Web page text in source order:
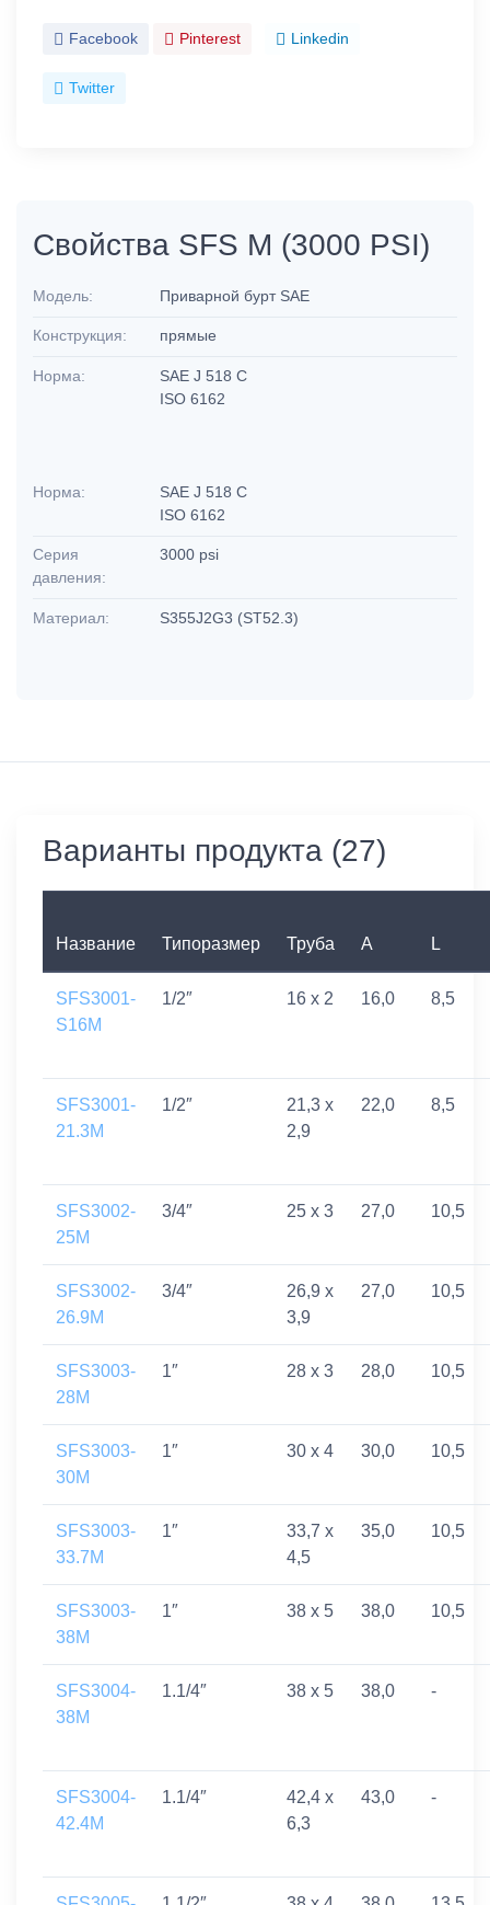
Facebook Pinterest Linkedin
Twitter
Свойства SFS M (3000 PSI)
Модель: Приварной бурт SAE
Конструкция: прямые
Норма:
SAE J 518 C
ISO 6162
Норма:
SAE J 518 C
ISO 6162
Серия
давления:
3000 psi
Материал: S355J2G3 (ST52.3)
Варианты продукта (27)
Название Типоразмер Труба A L
SFS3001-
S16M
1/2″ 16 x 2 16,0 8,5
SFS3001-
21.3M
1/2″
21,3 x
2,9
22,0 8,5
SFS3002-
25M
3/4″ 25 x 3 27,0 10,5
SFS3002-
26.9M
3/4″
26,9 x
3,9
27,0 10,5
SFS3003-
28M
1″ 28 x 3 28,0 10,5
SFS3003-
30M
1″ 30 x 4 30,0 10,5
SFS3003-
33.7M
1″
33,7 x
4,5
35,0 10,5
SFS3003-
38M
1″ 38 x 5 38,0 10,5
SFS3004-
38M
1.1/4″ 38 x 5 38,0 -
SFS3004-
42.4M
1.1/4″
42,4 x
6,3
43,0 -